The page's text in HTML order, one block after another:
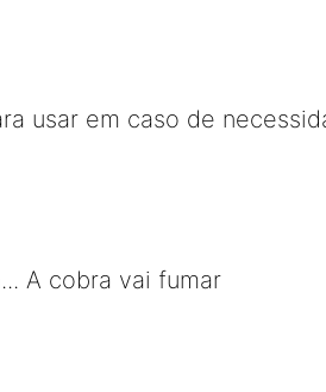
usar em caso de
A cobra vai fumar